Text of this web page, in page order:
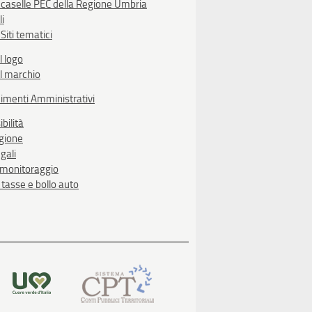
PEC della Regione Umbria
tematici
logo
marchio
Amministrativi
e bollo auto